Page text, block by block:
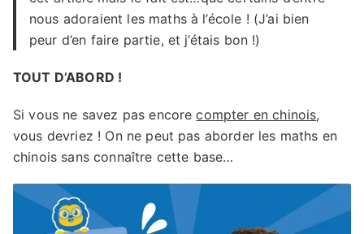
nous adoraient les maths à l’école ! (J’ai bien
peur d’en faire partie, et j’étais bon !)
TOUT D’ABORD !
Si vous ne savez pas encorecompter en chinois,
vous devriez ! On ne peut pas aborder les maths en
chinois sans connaître cette base…